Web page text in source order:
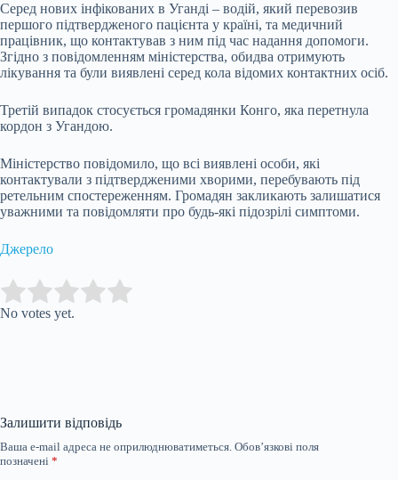
Серед нових інфікованих в Уганді – водій, який перевозив
першого підтвердженого пацієнта у країні, та медичний
працівник, що контактував з ним під час надання допомоги.
Згідно з повідомленням міністерства, обидва отримують
лікування та були виявлені серед кола відомих контактних осіб.
Третій випадок стосується громадянки Конго, яка перетнула
кордон з Угандою.
Міністерство повідомило, що всі виявлені особи, які
контактували з підтвердженими хворими, перебувають під
ретельним спостереженням. Громадян закликають залишатися
уважними та повідомляти про будь-які підозрілі симптоми.
Джерело
Rate this item:
No votes yet.
Залишити відповідь
Ваша e-mail адреса не оприлюднюватиметься. Обов’язкові поля
позначені *